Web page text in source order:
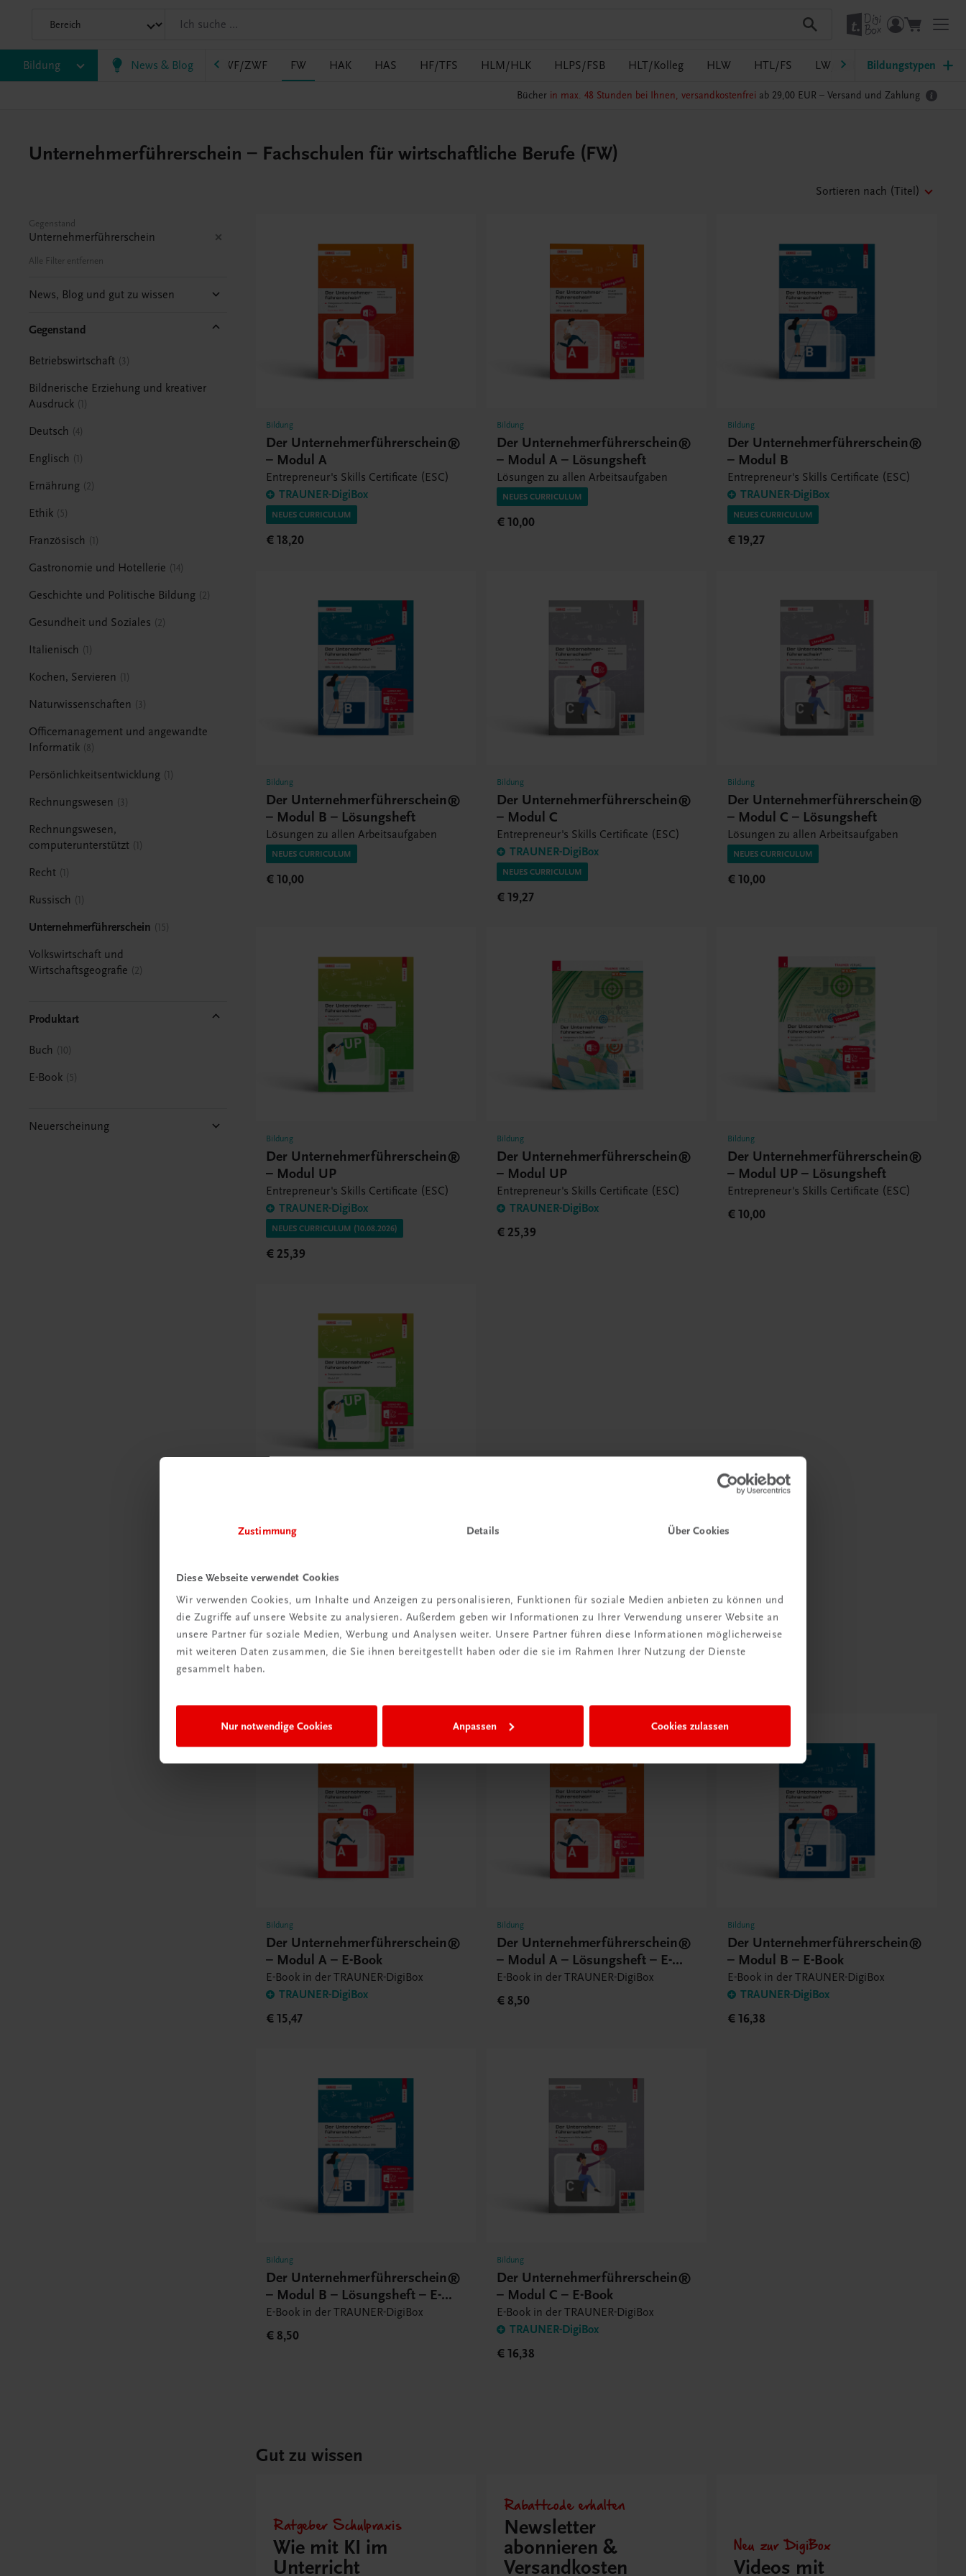
Zustimmung Details Über Cookies
Diese Webseite verwendet Cookies
Wir verwenden Cookies, um Inhalte und Anzeigen zu personalisieren, Funktionen für soziale Medien anbieten zu können und
die Zugriffe auf unsere Website zu analysieren. Außerdem geben wir Informationen zu Ihrer Verwendung unserer Website an
unsere Partner für soziale Medien, Werbung und Analysen weiter. Unsere Partner führen diese Informationen möglicherweise
mit weiteren Daten zusammen, die Sie ihnen bereitgestellt haben oder die sie im Rahmen Ihrer Nutzung der Dienste
gesammelt haben.
Nur notwendige Cookies Anpassen Cookies zulassen
Bildung News & Blog
BAFEP/BASOP BRP BS EWF/ZWF FW HAK HAS HF/TFS HLM/HLK HLPS/FSB HLT/Kolleg HLW HTL/FS LW/LWBF MS/ASO
Bildungstypen
Bücher in max. 48 Stunden bei Ihnen, versandkostenfrei ab 29,00 EUR – Versand und Zahlung
Unternehmerführerschein – Fachschulen für wirtschaftliche Berufe (FW)
Sortieren nach (Titel)
Gegenstand
Unternehmerführerschein
Alle Filter entfernen
News, Blog und gut zu wissen
Gegenstand
Betriebswirtschaft 3
Bildnerische Erziehung und kreativer
Ausdruck 1
Deutsch 4
Englisch 1
Ernährung 2
Ethik 5
Französisch 1
Gastronomie und Hotellerie 14
Geschichte und Politische Bildung 2
Gesundheit und Soziales 2
Italienisch 1
Kochen, Servieren 1
Naturwissenschaften 3
Officemanagement und angewandte
Informatik 8
Persönlichkeitsentwicklung 1
Rechnungswesen 3
Rechnungswesen,
computerunterstützt 1
Recht 1
Russisch 1
Unternehmerführerschein 15
Volkswirtschaft und
Wirtschaftsgeografie
2
Produktart
Buch 10
E-Book 5
Neuerscheinung
Bildung
Der Unternehmerführerschein®
– Modul A
Entrepreneur's Skills Certificate (ESC)
TRAUNER-DigiBox
NEUES CURRICULUM
€ 18,20
Bildung
Der Unternehmerführerschein®
– Modul A – Lösungsheft
Lösungen zu allen Arbeitsaufgaben
NEUES CURRICULUM
€ 10,00
Bildung
Der Unternehmerführerschein®
– Modul B
Entrepreneur's Skills Certificate (ESC)
TRAUNER-DigiBox
NEUES CURRICULUM
€ 19,27
Bildung
Der Unternehmerführerschein®
– Modul B – Lösungsheft
Lösungen zu allen Arbeitsaufgaben
NEUES CURRICULUM
€ 10,00
Bildung
Der Unternehmerführerschein®
– Modul C
Entrepreneur's Skills Certificate (ESC)
TRAUNER-DigiBox
NEUES CURRICULUM
€ 19,27
Bildung
Der Unternehmerführerschein®
– Modul C – Lösungsheft
Lösungen zu allen Arbeitsaufgaben
NEUES CURRICULUM
€ 10,00
Bildung
Der Unternehmerführerschein®
– Modul UP
Entrepreneur's Skills Certificate (ESC)
TRAUNER-DigiBox
NEUES CURRICULUM (10.08.2026)
€ 25,39
Bildung
Der Unternehmerführerschein®
– Modul UP
Entrepreneur's Skills Certificate (ESC)
TRAUNER-DigiBox
€ 25,39
Bildung
Der Unternehmerführerschein®
– Modul UP – Lösungsheft
Entrepreneur's Skills Certificate (ESC)
€ 10,00
– Modul UP – Lösungsheft
€ 10,00
Bildung
Der Unternehmerführerschein®
– Modul A – E-Book
E-Book in der TRAUNER-DigiBox
TRAUNER-DigiBox
€ 15,47
Bildung
Der Unternehmerführerschein®
– Modul A – Lösungsheft – E-
Book
E-Book in der TRAUNER-DigiBox
€ 8,50
Bildung
Der Unternehmerführerschein®
– Modul B – E-Book
E-Book in der TRAUNER-DigiBox
TRAUNER-DigiBox
€ 16,38
Bildung
Der Unternehmerführerschein®
– Modul B – Lösungsheft – E-
Book
E-Book in der TRAUNER-DigiBox
€ 8,50
Bildung
Der Unternehmerführerschein®
– Modul C – E-Book
E-Book in der TRAUNER-DigiBox
TRAUNER-DigiBox
€ 16,38
Gut zu wissen
Ratgeber Schulpraxis
Wie mit KI im
Unterricht
Rabattcode erhalten
Newsletter
abonnieren &
Versandkosten
Neu zur DigiBox
Videos mit